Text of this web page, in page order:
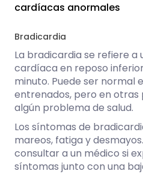
cardíacas anormales
Bradicardia
La bradicardia se refiere a
cardíaca en reposo
minuto. Puede ser normal
entrenados, pero en otras
algún problema de salud.
Los síntomas de
mareos, fatiga y
consultar a un médico si
síntomas junto con una